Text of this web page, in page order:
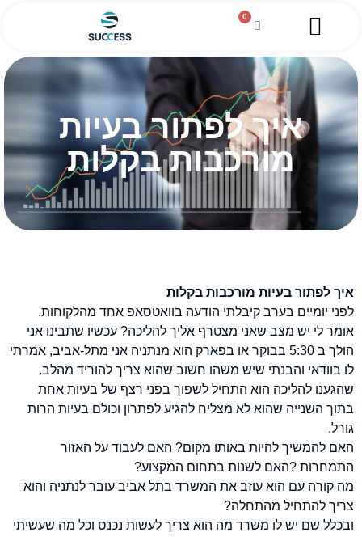
0
איך לפתור בעיות
מורכבות בקלות
איך לפתור בעיות מורכבות בקלות
לפני יומיים בערב קיבלתי הודעה בוואטסאפ אחד מהלקוחות.
אומר לי יש מצב שאני מצטרף אליך להליכה? עכשיו שתבינו אני
הולך ב 5:30 בבוקר או בפארק הוא מנתניה אני מתל-אביב, אמרתי
לו בוודאי והבנתי שיש משהו חשוב שהוא צריך להוריד מהלב.
שהגענו להליכה הוא התחיל לשפוך בפני רצף של בעיות אחת
בתוך השנייה שהוא לא מצליח להגיע לפתרון וכולם בעיות הרות
גורל.
האם להמשיך להיות באותו מקום? האם לעבוד על האזור
התמחרות ?האם לשנות בתחום המקצוע?
מה קורה עם הוא עוזב את המשרד בתל אביב עובר לנתניה והוא
צריך להתחיל מהתחלה?
ובכלל שם יש לו משרד מה הוא צריך לעשות נכנס וכל מה שעשיתי